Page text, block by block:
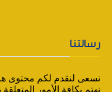
رسالتنا
نسعى لنقدم لكم محتوى
نهتم بكافة الأمور